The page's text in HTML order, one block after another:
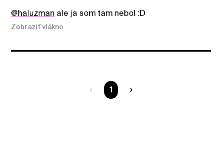
@haluzman ale ja som tam nebol :D
Zobraziť vlákno
Ste na strane
1